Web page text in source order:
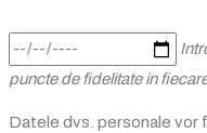
puncte de fidelitate in
Datele dvs. personale vor